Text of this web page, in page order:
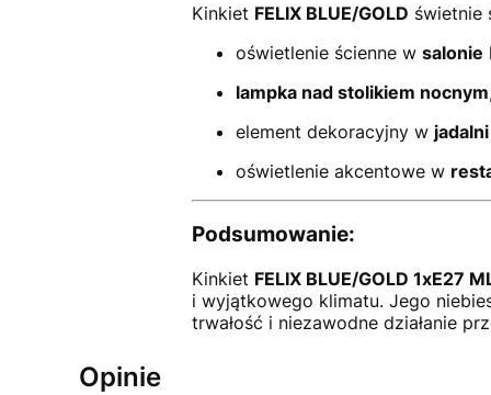
Kinkiet FELIX BLUE/GOLD świetnie
oświetlenie ścienne w salonie
lampka nad stolikiem nocnym
element dekoracyjny w
oświetlenie akcentowe w
Podsumowanie:
Kinkiet FELIX BLUE/GOLD 1xE27
i wyjątkowego klimatu. Jego
trwałość i niezawodne działanie
Opinie